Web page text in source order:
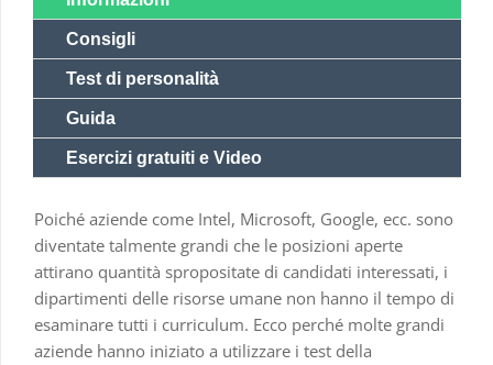
Consigli
Test di personalità
Guida
Esercizi gratuiti e Video
Poiché aziende come Intel, Microsoft, Google, ecc. sono
diventate talmente grandi che le posizioni aperte
attirano quantità spropositate di candidati interessati, i
dipartimenti delle risorse umane non hanno il tempo di
esaminare tutti i curriculum. Ecco perché molte grandi
aziende hanno iniziato a utilizzare i test della